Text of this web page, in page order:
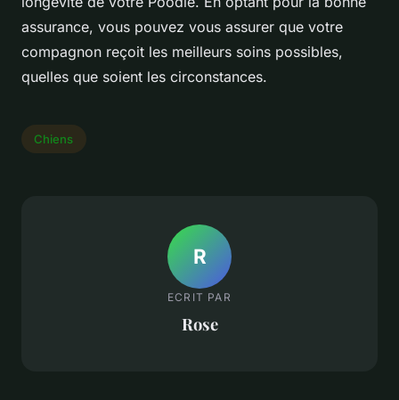
assurance, vous pouvez vous assurer que votre
compagnon reçoit les meilleurs soins possibles,
quelles que soient les circonstances.
Chiens
R
ECRIT PAR
Rose